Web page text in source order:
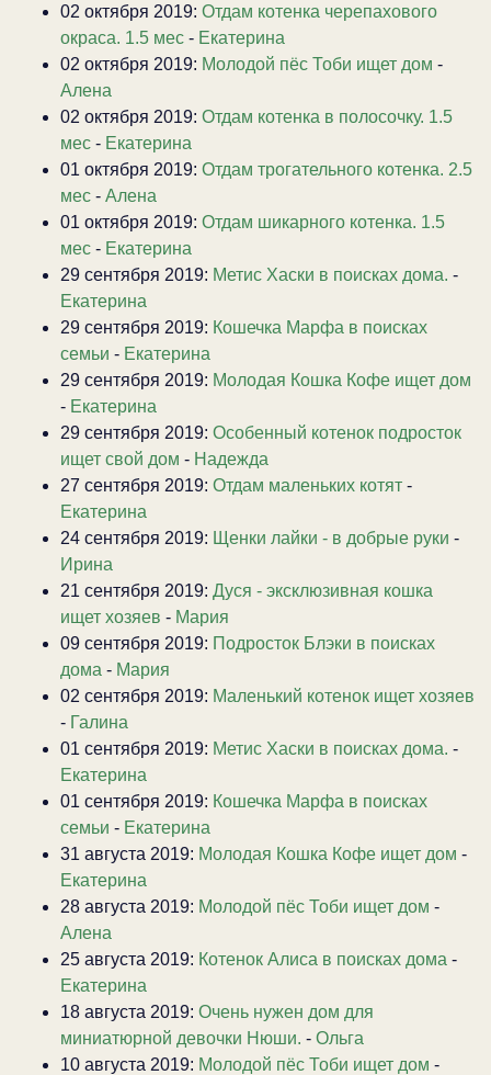
02 октября 2019: Отдам котенка черепахового
окраса. 1.5 мес - Екатерина
02 октября 2019: Молодой пёс Тоби ищет дом -
Алена
02 октября 2019: Отдам котенка в полосочку. 1.5
мес - Екатерина
01 октября 2019: Отдам трогательного котенка. 2.5
мес - Алена
01 октября 2019: Отдам шикарного котенка. 1.5
мес - Екатерина
29 сентября 2019: Метис Хаски в поисках дома. -
Екатерина
29 сентября 2019: Кошечка Марфа в поисках
семьи - Екатерина
29 сентября 2019: Молодая Кошка Кофе ищет дом
- Екатерина
29 сентября 2019: Особенный котенок подросток
ищет свой дом - Надежда
27 сентября 2019: Отдам маленьких котят -
Екатерина
24 сентября 2019: Щенки лайки - в добрые руки -
Ирина
21 сентября 2019: Дуся - эксклюзивная кошка
ищет хозяев - Мария
09 сентября 2019: Подросток Блэки в поисках
дома - Мария
02 сентября 2019: Маленький котенок ищет хозяев
- Галина
01 сентября 2019: Метис Хаски в поисках дома. -
Екатерина
01 сентября 2019: Кошечка Марфа в поисках
семьи - Екатерина
31 августа 2019: Молодая Кошка Кофе ищет дом -
Екатерина
28 августа 2019: Молодой пёс Тоби ищет дом -
Алена
25 августа 2019: Котенок Алиса в поисках дома -
Екатерина
18 августа 2019: Очень нужен дом для
миниатюрной девочки Нюши. - Ольга
10 августа 2019: Молодой пёс Тоби ищет дом -